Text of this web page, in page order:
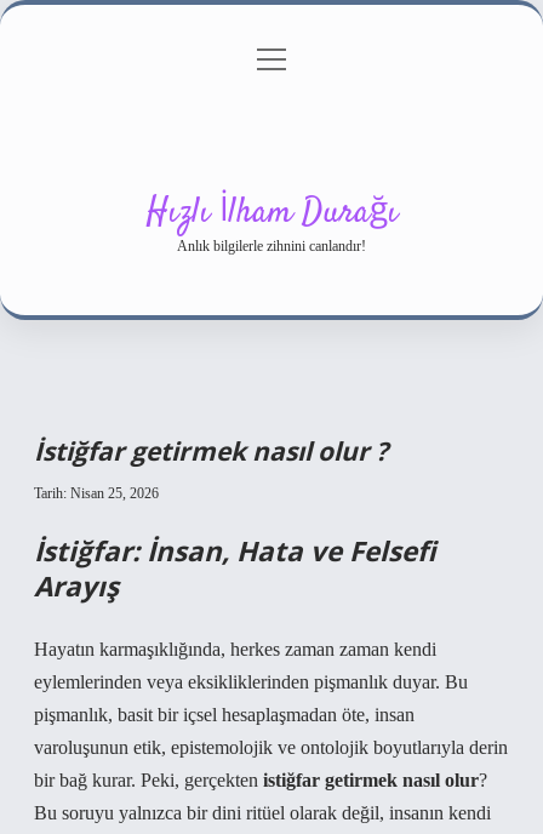
Gizlilik Politikası
menüyü
Hızlı İlham Durağı
Anlık bilgilerle zihnini canlandır!
İstiğfar getirmek nasıl olur ?
Tarih: Nisan 25, 2026
İstiğfar: İnsan, Hata ve Felsefi
Arayış
Hayatın karmaşıklığında, herkes zaman zaman kendi
eylemlerinden veya eksikliklerinden pişmanlık duyar. Bu
pişmanlık, basit bir içsel hesaplaşmadan öte, insan
varoluşunun etik, epistemolojik ve ontolojik boyutlarıyla derin
bir bağ kurar. Peki, gerçekten istiğfar getirmek nasıl olur?
Bu soruyu yalnızca bir dini ritüel olarak değil, insanın kendi